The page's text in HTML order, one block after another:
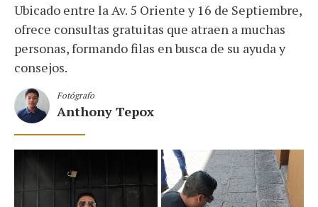
Ubicado entre la Av. 5 Oriente y 16 de Septiembre,
ofrece consultas gratuitas que atraen a muchas
personas, formando filas en busca de su ayuda y
consejos.
Fotógrafo
Anthony Tepox